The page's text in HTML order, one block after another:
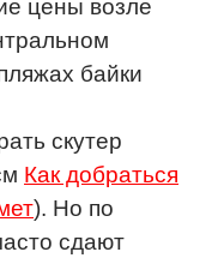
цены возле
байки
скутер
Как добраться
). Но по
сдают